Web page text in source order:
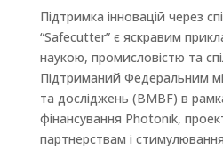
Підтримка інновацій через
“Safecutter” є яскравим
наукою, промисловістю та
Підтриманий Федеральним
та досліджень (BMBF) в
фінансування Photonik,
партнерствам і